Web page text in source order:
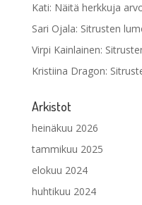
Kati: Näitä herkkuja
Sari Ojala: Sitrusten
Virpi Kainlainen:
Kristiina Dragon:
Arkistot
heinäkuu 2026
tammikuu 2025
elokuu 2024
huhtikuu 2024